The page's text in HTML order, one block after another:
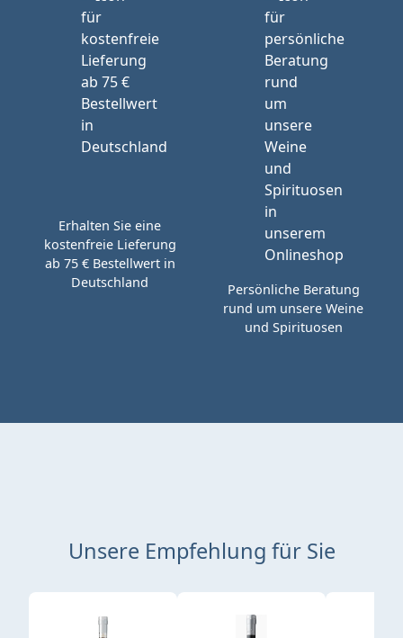
Erhalten Sie eine
kostenfreie Lieferung
ab 75 € Bestellwert in
Deutschland
Persönliche Beratung
rund um unsere Weine
und Spirituosen
Unsere Empfehlung für Sie
Produktgalerie überspringen